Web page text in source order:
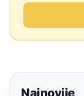
Najnovije